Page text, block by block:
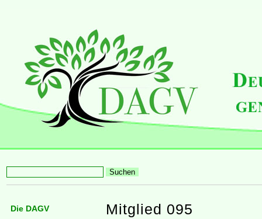
Die DAGV Mitglied 095